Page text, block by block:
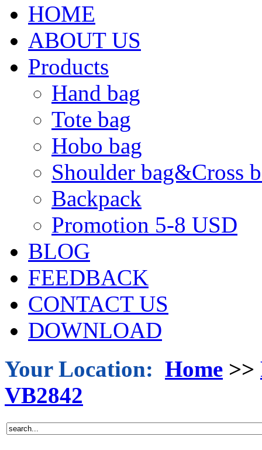
HOME
ABOUT US
Products
Hand bag
Tote bag
Hobo bag
Shoulder bag&Cross
Backpack
Promotion 5-8 USD
BLOG
FEEDBACK
CONTACT US
DOWNLOAD
Your Location: Home >>
VB2842